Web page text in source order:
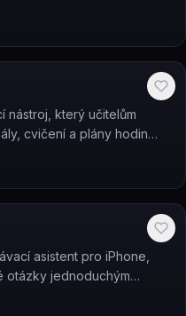
s AI asistenty
systémech.
nástroj, který učitelům
cvičení a plány hodin
asistent pro iPhone,
otázky jednoduchým
let.